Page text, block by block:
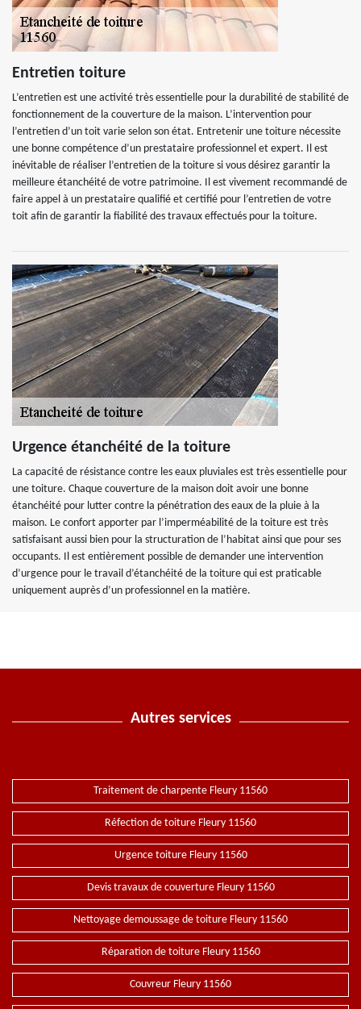
Entretien toiture
L’entretien est une activité très essentielle pour la durabilité de stabilité de
fonctionnement de la couverture de la maison. L’intervention pour
l’entretien d’un toit varie selon son état. Entretenir une toiture nécessite
une bonne compétence d’un prestataire professionnel et expert. Il est
inévitable de réaliser l’entretien de la toiture si vous désirez garantir la
meilleure étanchéité de votre patrimoine. Il est vivement recommandé de
faire appel à un prestataire qualifié et certifié pour l’entretien de votre
toit afin de garantir la fiabilité des travaux effectués pour la toiture.
Urgence étanchéité de la toiture
La capacité de résistance contre les eaux pluviales est très essentielle pour
une toiture. Chaque couverture de la maison doit avoir une bonne
étanchéité pour lutter contre la pénétration des eaux de la pluie à la
maison. Le confort apporter par l’imperméabilité de la toiture est très
satisfaisant aussi bien pour la structuration de l’habitat ainsi que pour ses
occupants. Il est entièrement possible de demander une intervention
d’urgence pour le travail d’étanchéité de la toiture qui est praticable
uniquement auprès d’un professionnel en la matière.
Autres services
Traitement de charpente Fleury 11560
Réfection de toiture Fleury 11560
Urgence toiture Fleury 11560
Devis travaux de couverture Fleury 11560
Nettoyage demoussage de toiture Fleury 11560
Réparation de toiture Fleury 11560
Couvreur Fleury 11560